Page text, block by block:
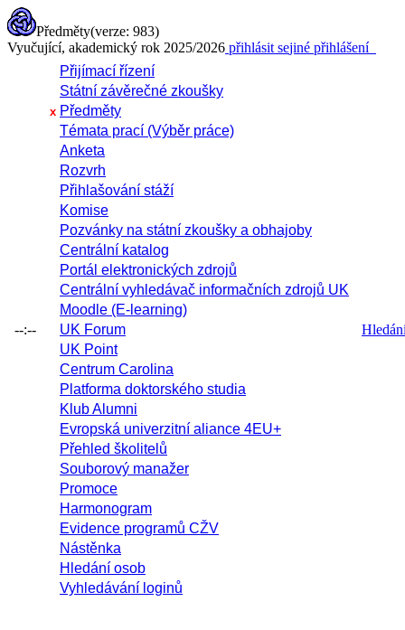
Předměty(verze: 983)
Vyučující, akademický rok 2025/2026 přihlásit sejiné přihlášení
--:--
Přijímací řízení
Státní závěrečné zkoušky
x Předměty
Témata prací (Výběr práce)
Anketa
Rozvrh
Přihlašování stáží
Komise
Pozvánky na státní zkoušky a obhajoby
Centrální katalog
Portál elektronických zdrojů
Centrální vyhledávač informačních zdrojů UK
Moodle (E-learning)
UK Forum
UK Point
Centrum Carolina
Platforma doktorského studia
Klub Alumni
Evropská univerzitní aliance 4EU+
Přehled školitelů
Souborový manažer
Promoce
Harmonogram
Evidence programů CŽV
Nástěnka
Hledání osob
Vyhledávání loginů